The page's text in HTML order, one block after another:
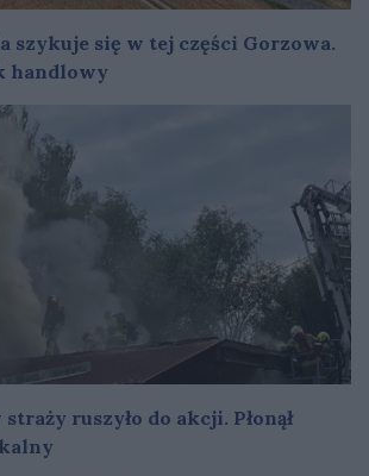
szykuje się w tej części Gorzowa.
handlowy
ruszyło do akcji. Płonął